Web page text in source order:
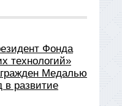
Фонда
технологий»
Медалью
развитие